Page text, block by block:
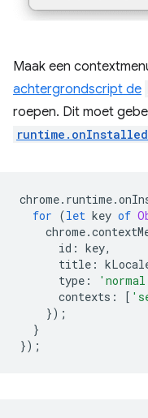
Maak een
achtergrondscript de
roepen. Dit moet
runtime.onInstalled
chrome. runtime.
for (let key of
chrome.
id : key,
title :
type :
contexts : [
});
}
});